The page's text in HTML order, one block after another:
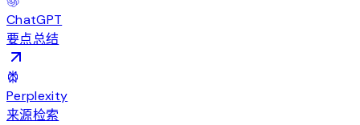
ChatGPT
要点总结
Perplexity
来源检索